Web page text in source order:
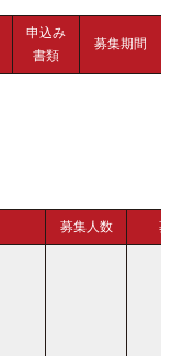
申込み
書類
募集期間
募集人数